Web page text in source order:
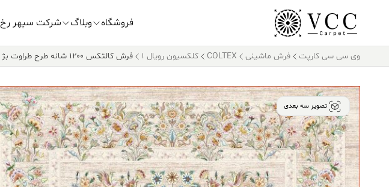
فروشگاه وبلاگ شرکت سپهر رخ
وی سی سی کارپت فرش ماشینی COLTEX کلکسیون رویال 1 فرش کالتکس ۱۲۰۰ شانه طرح طراوت بژ
تصویر سه بعدی